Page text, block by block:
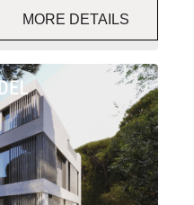
MORE DETAILS